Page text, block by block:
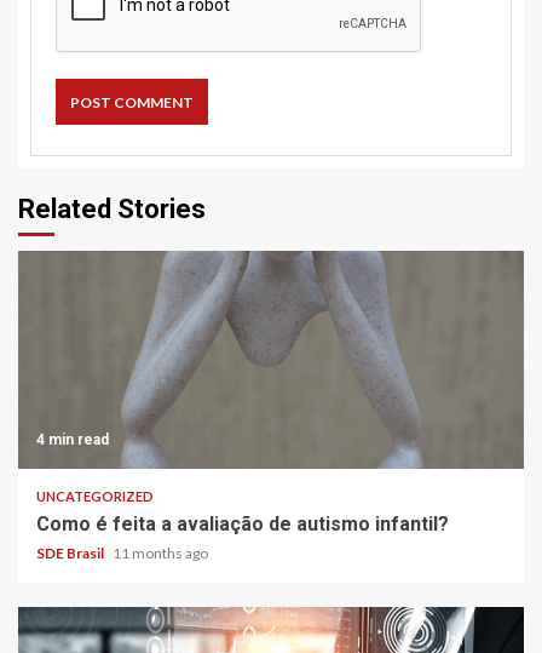
Related Stories
4 min read
UNCATEGORIZED
Como é feita a avaliação de autismo infantil?
SDE Brasil 11 months ago